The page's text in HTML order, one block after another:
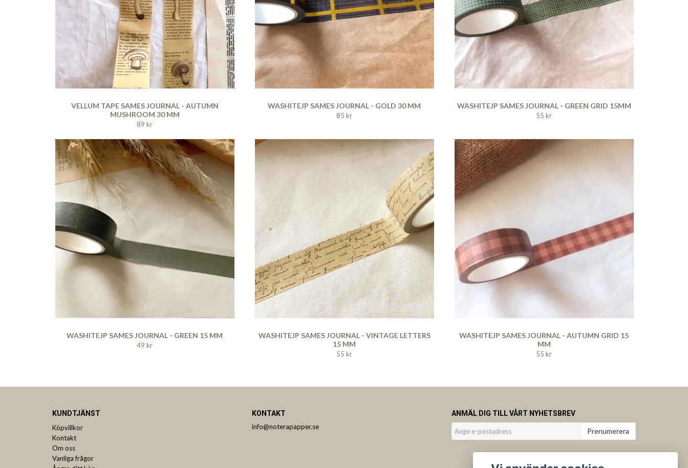
VELLUM TAPE SAMES JOURNAL - AUTUMN
MUSHROOM 30 MM
89 kr
WASHITEJP SAMES JOURNAL - GOLD 30 MM
85 kr
WASHITEJP SAMES JOURNAL - GREEN GRID 15MM
55 kr
WASHITEJP SAMES JOURNAL - GREEN 15 MM
49 kr
WASHITEJP SAMES JOURNAL - VINTAGE LETTERS
15 MM
55 kr
WASHITEJP SAMES JOURNAL - AUTUMN GRID 15
MM
55 kr
KUNDTJÄNST
Köpvillkor
Kontakt
Om oss
Vanliga frågor
KONTAKT
info@noterapapper.se
ANMÄL DIG TILL VÅRT NYHETSBREV
Prenumerera